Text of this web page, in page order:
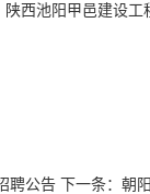
西池阳甲邑建设工
聘公告 下一条： 朝